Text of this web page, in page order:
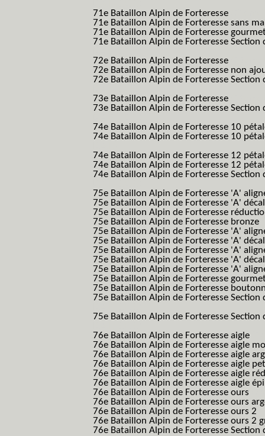
71e Bataillon Alpin de Forteresse
71e Bataillon Alpin de Forteresse sans
71e Bataillon Alpin de Forteresse
71e Bataillon Alpin de Forteresse
72e Bataillon Alpin de Forteresse
72e Bataillon Alpin de Forteresse non
72e Bataillon Alpin de Forteresse
73e Bataillon Alpin de Forteresse
73e Bataillon Alpin de Forteresse
74e Bataillon Alpin de Forteresse 10
74e Bataillon Alpin de Forteresse 10
74e Bataillon Alpin de Forteresse 12
74e Bataillon Alpin de Forteresse 12
74e Bataillon Alpin de Forteresse
75e Bataillon Alpin de Forteresse 'A'
75e Bataillon Alpin de Forteresse 'A'
75e Bataillon Alpin de Forteresse
75e Bataillon Alpin de Forteresse bronze
75e Bataillon Alpin de Forteresse 'A'
75e Bataillon Alpin de Forteresse 'A'
75e Bataillon Alpin de Forteresse 'A'
75e Bataillon Alpin de Forteresse 'A'
75e Bataillon Alpin de Forteresse 'A'
75e Bataillon Alpin de Forteresse
75e Bataillon Alpin de Forteresse
75e Bataillon Alpin de Forteresse
75e Bataillon Alpin de Forteresse
76e Bataillon Alpin de Forteresse aigle
76e Bataillon Alpin de Forteresse aigle
76e Bataillon Alpin de Forteresse aigle
76e Bataillon Alpin de Forteresse aigle
76e Bataillon Alpin de Forteresse aigle
76e Bataillon Alpin de Forteresse aigle
76e Bataillon Alpin de Forteresse ours
76e Bataillon Alpin de Forteresse ours
76e Bataillon Alpin de Forteresse ours 2
76e Bataillon Alpin de Forteresse ours 2
76e Bataillon Alpin de Forteresse